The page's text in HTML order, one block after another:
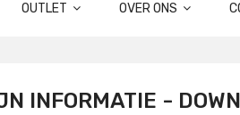
OUTLET OVER ONS
INFORMATIE -